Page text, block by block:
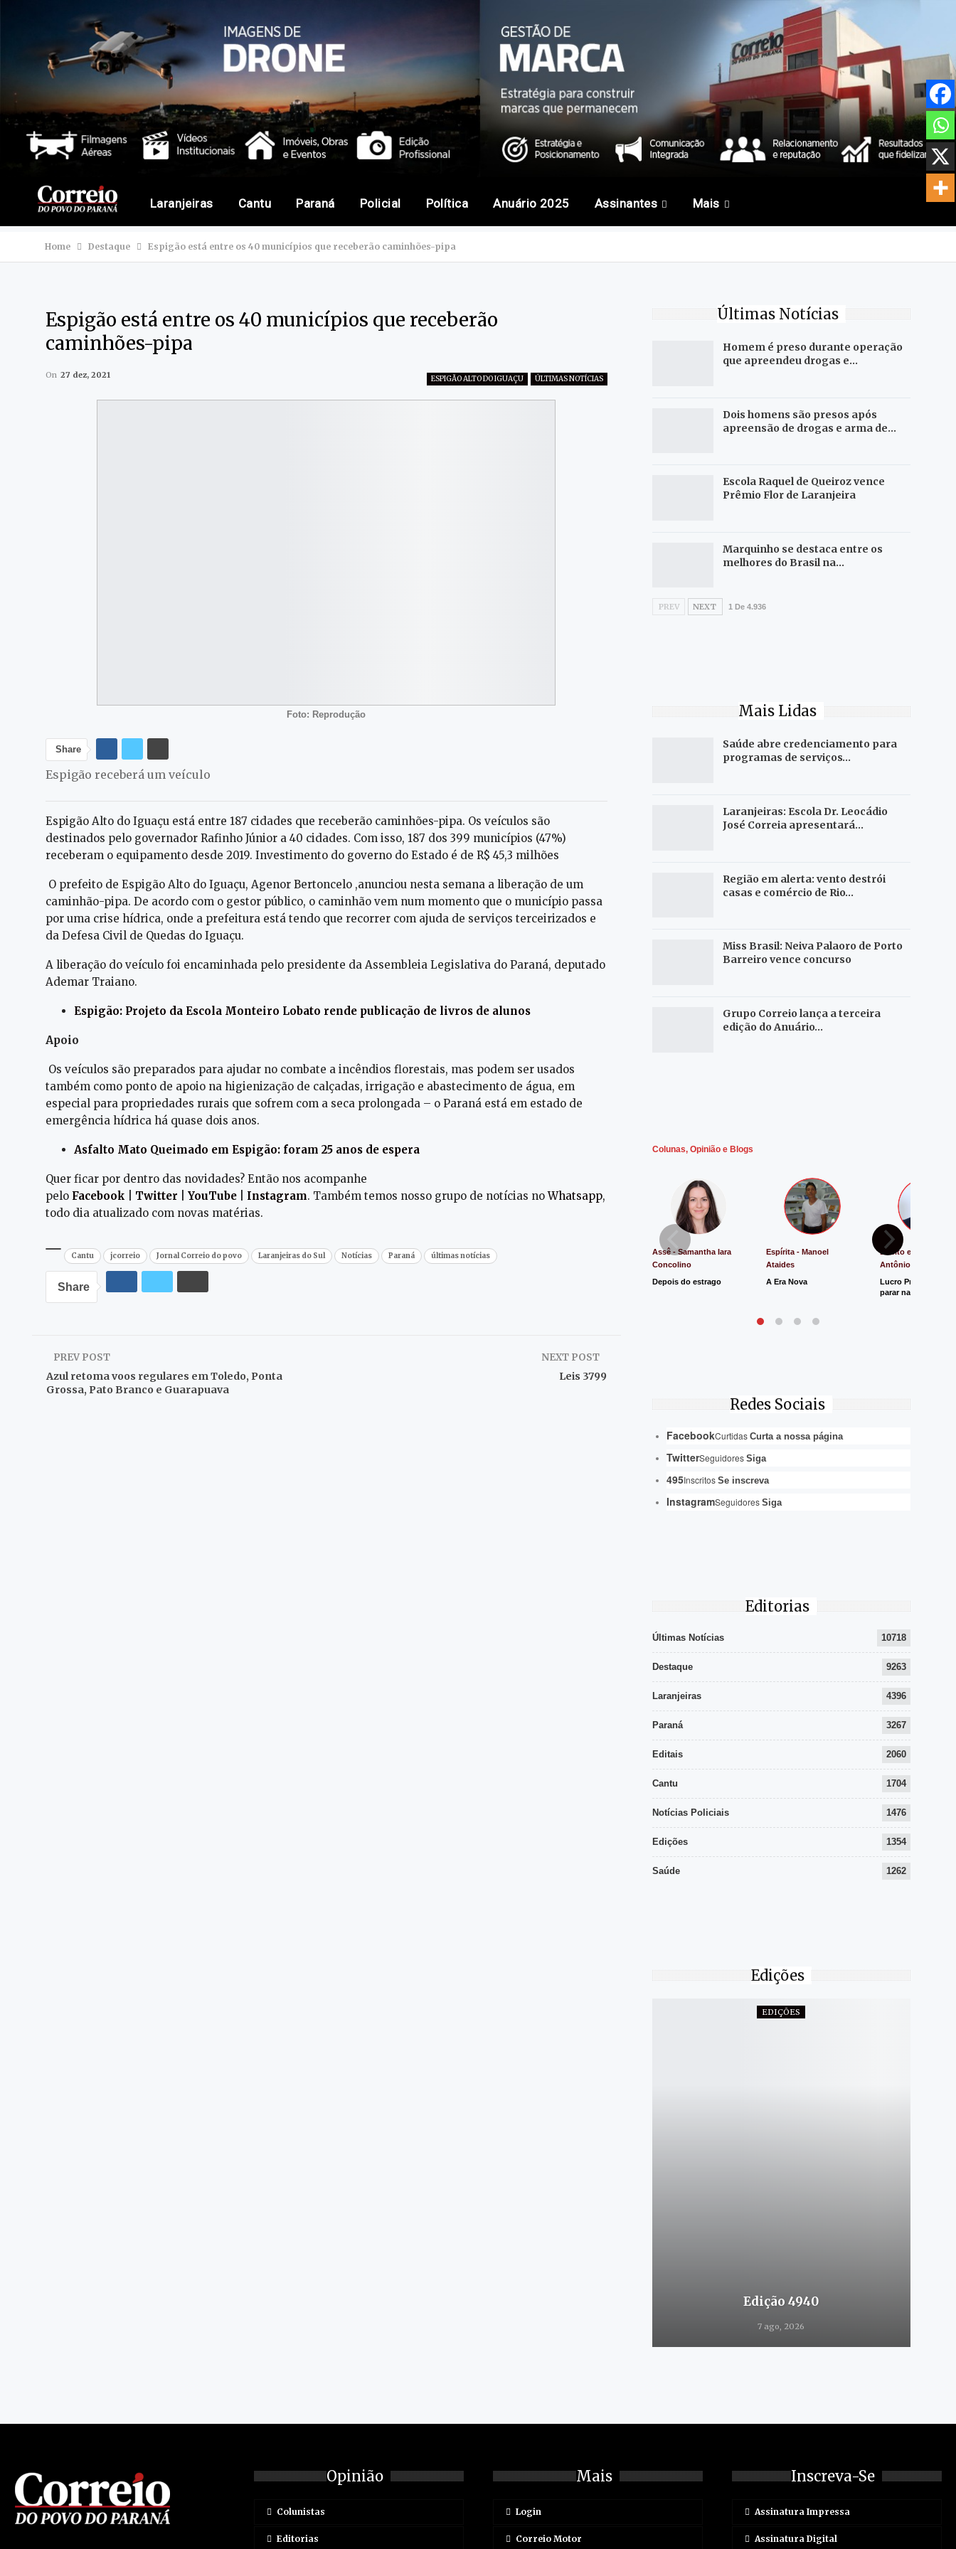
Laranjeiras Cantu Paraná Policial Política Anuário 2025 Assinantes Mais
Home Destaque Espigão está entre os 40 municípios que receberão caminhões-pipa
Espigão está entre os 40 municípios que receberão
caminhões-pipa
ESPIGÃO ALTO DO IGUAÇU ÚLTIMAS NOTÍCIAS
On 27 dez, 2021
Foto: Reprodução
Share
Espigão receberá um veículo
Espigão Alto do Iguaçu está entre 187 cidades que receberão caminhões-pipa. Os veículos são
destinados pelo governador Rafinho Júnior a 40 cidades. Com isso, 187 dos 399 municípios (47%)
receberam o equipamento desde 2019. Investimento do governo do Estado é de R$ 45,3 milhões
O prefeito de Espigão Alto do Iguaçu, Agenor Bertoncelo ,anunciou nesta semana a liberação de um
caminhão-pipa. De acordo com o gestor público, o caminhão vem num momento que o município passa
por uma crise hídrica, onde a prefeitura está tendo que recorrer com ajuda de serviços terceirizados e
da Defesa Civil de Quedas do Iguaçu.
A liberação do veículo foi encaminhada pelo presidente da Assembleia Legislativa do Paraná, deputado
Ademar Traiano.
Espigão: Projeto da Escola Monteiro Lobato rende publicação de livros de alunos
Apoio
Os veículos são preparados para ajudar no combate a incêndios florestais, mas podem ser usados
também como ponto de apoio na higienização de calçadas, irrigação e abastecimento de água, em
especial para propriedades rurais que sofrem com a seca prolongada – o Paraná está em estado de
emergência hídrica há quase dois anos.
Asfalto Mato Queimado em Espigão: foram 25 anos de espera
Quer ficar por dentro das novidades? Então nos acompanhe
pelo Facebook Twitter YouTube Instagram. Também temos nosso grupo de notícias noWhatsapp,
todo dia atualizado com novas matérias.
Cantu jcorreio Jornal Correio do povo Laranjeiras do Sul Notícias Paraná últimas notícias
Share
PREV POST
Azul retoma voos regulares em Toledo, Ponta
Grossa, Pato Branco e Guarapuava
NEXT POST
Leis 3799
Últimas Notícias
Homem é preso durante operação
que apreendeu drogas e…
Dois homens são presos após
apreensão de drogas e arma de…
Escola Raquel de Queiroz vence
Prêmio Flor de Laranjeira
Marquinho se destaca entre os
melhores do Brasil na…
PREV NEXT 1 De 4.936
Mais Lidas
Saúde abre credenciamento para
programas de serviços…
Laranjeiras: Escola Dr. Leocádio
José Correia apresentará…
Região em alerta: vento destrói
casas e comércio de Rio…
Miss Brasil: Neiva Palaoro de Porto
Barreiro vence concurso
Grupo Correio lança a terceira
edição do Anuário…
Colunas, Opinião e Blogs
Assê - Samantha Iara
Concolino
Depois do estrago
Espírita - Manoel
Ataides
A Era Nova
Direito e Justiça -
Antônio de Souza
Lucro Presumido
parar na Justiça
Redes Sociais
FacebookCurtidas Curta a nossa página
TwitterSeguidores Siga
495Inscritos Se inscreva
InstagramSeguidores Siga
Editorias
Últimas Notícias 10718
Destaque 9263
Laranjeiras 4396
Paraná 3267
Editais 2060
Cantu 1704
Notícias Policiais 1476
Edições 1354
Saúde 1262
Edições
EDIÇÕES
Edição 4940
7 ago, 2026
Opinião
Colunistas
Editorias
Mais
Login
Correio Motor
Inscreva-Se
Assinatura Impressa
Assinatura Digital